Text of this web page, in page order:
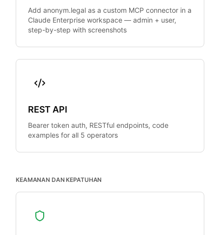
Add anonym.legal as a custom MCP connector in a
Claude Enterprise workspace — admin + user,
step-by-step with screenshots
REST API
Bearer token auth, RESTful endpoints, code
examples for all 5 operators
KEAMANAN DAN KEPATUHAN